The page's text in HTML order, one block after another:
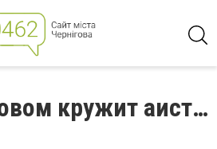
кружит аист…